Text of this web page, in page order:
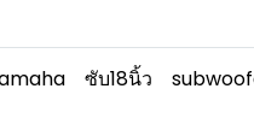
ซับ18นิ้ว